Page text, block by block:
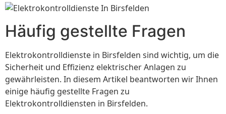
Häufig gestellte Fragen
Elektrokontrolldienste in Birsfelden sind wichtig, um die
Sicherheit und Effizienz elektrischer Anlagen zu
gewährleisten. In diesem Artikel beantworten wir Ihnen
einige häufig gestellte Fragen zu
Elektrokontrolldiensten in Birsfelden.